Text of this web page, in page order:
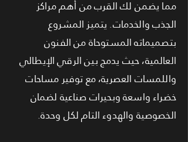
مما يضمن لك القرب من أهم مراكز
الجذب والخدمات. يتميز المشروع
بتصميماته المستوحاة من الفنون
العالمية، حيث يدمج بين الرقي الإيطالي
واللمسات العصرية، مع توفير مساحات
خضراء واسعة وبحيرات صناعية لضمان
الخصوصية والهدوء التام لكل وحدة.